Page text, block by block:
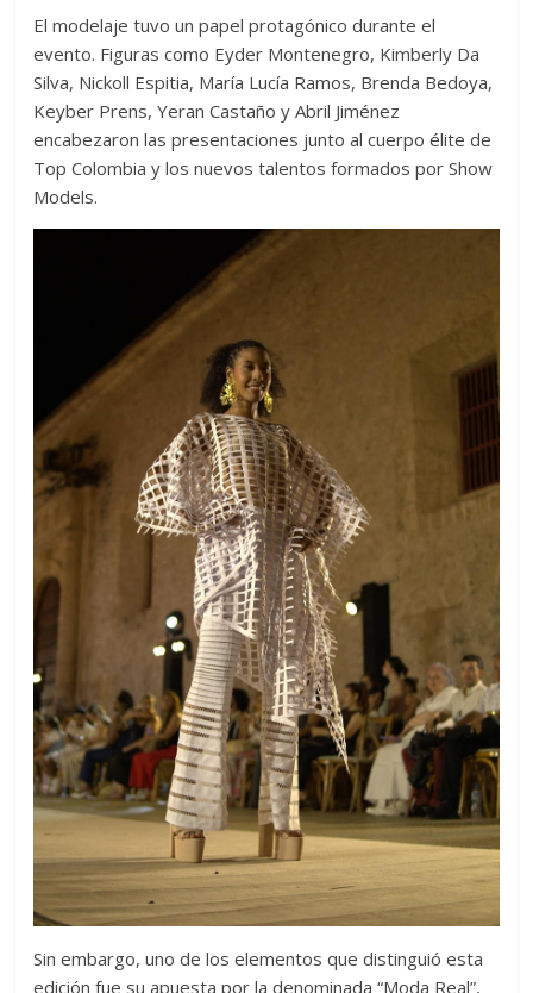
El modelaje tuvo un papel protagónico durante el
evento. Figuras como Eyder Montenegro, Kimberly Da
Silva, Nickoll Espitia, María Lucía Ramos, Brenda Bedoya,
Keyber Prens, Yeran Castaño y Abril Jiménez
encabezaron las presentaciones junto al cuerpo élite de
Top Colombia y los nuevos talentos formados por Show
Models.
Sin embargo, uno de los elementos que distinguió esta
edición fue su apuesta por la denominada “Moda Real”,